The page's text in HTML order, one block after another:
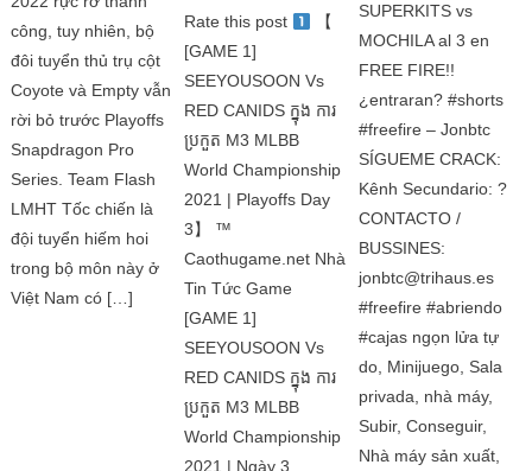
Series. Team Flash
LMHT Tốc chiến là
đội tuyển hiếm hoi
trong bộ môn này ở
Việt Nam có […]
Rate this post
【
[GAME 1]
SEEYOUSOON Vs
RED CANIDS ក្នុង ការ
ប្រកួត M3 MLBB
World Championship
2021 | Playoffs Day
3】 ™
Caothugame.net Nhà
Tin Tức Game
[GAME 1]
SEEYOUSOON Vs
RED CANIDS ក្នុង ការ
ប្រកួត M3 MLBB
World Championship
2021 | Ngày 3
SUPERKITS vs
MOCHILA al 3 en
FREE FIRE!!
¿entraran? #shorts
#freefire – Jonbtc
SÍGUEME CRACK:
Kênh Secundario: ?
CONTACTO /
BUSSINES:
jonbtc@trihaus.es
#freefire #abriendo
#cajas ngọn lửa tự
do, Minijuego, Sala
privada, nhà máy,
Subir, Conseguir,
Nhà máy sản xuất,